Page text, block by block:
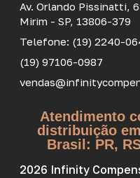
Av. Orlando Pissinatti,
Mirim - SP, 13806-379
Telefone: (19) 2240-
(19) 97106-0987
Atendimento
distribuição
Brasil: PR,
2026 Infinity